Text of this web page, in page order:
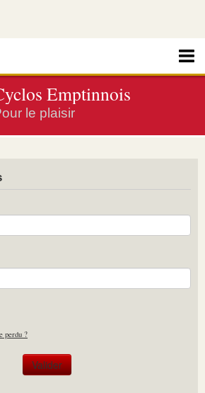
Emptinnois
le plaisir
perdu ?